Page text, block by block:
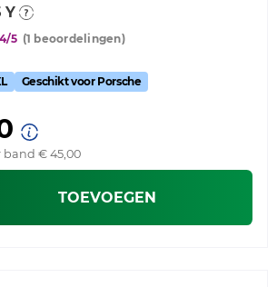
Y
4/5 (1 beoordelingen)
Geschikt voor Porsche
€ 45,00
TOEVOEGEN